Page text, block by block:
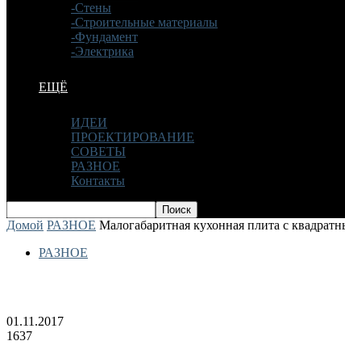
-Стены
-Строительные материалы
-Фундамент
-Электрика
ЕЩЁ
ИДЕИ
ПРОЕКТИРОВАНИЕ
СОВЕТЫ
РАЗНОЕ
Контакты
Домой РАЗНОЕ Малогабаритная кухонная плита с
РАЗНОЕ
01.11.2017
1637